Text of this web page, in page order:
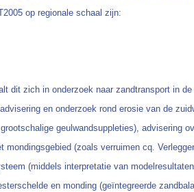
op regionale schaal zijn:
dit zich in onderzoek naar zandtransport in
en onderzoek rond erosie van de
geulwandsuppleties), advisering
mondingsgebied (zoals verruimen cq.
(middels interpretatie van
en monding (geïntegreerde